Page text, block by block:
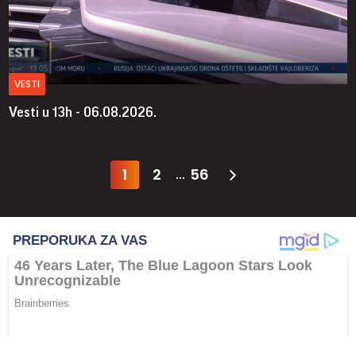
VESTI
Vesti u 13h - 06.08.2026.
1 2 ... 56